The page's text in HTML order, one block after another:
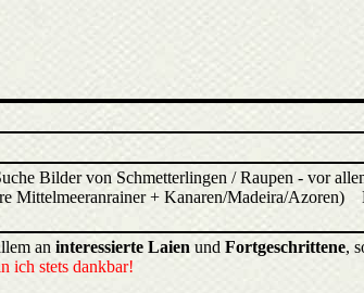
Bilder von Schmetterlingen / Raupen - vor
Mittelmeeranrainer + Kanaren/Madeira/
an interessierte Laien und Fortgeschrittene,
ich stets dankbar!